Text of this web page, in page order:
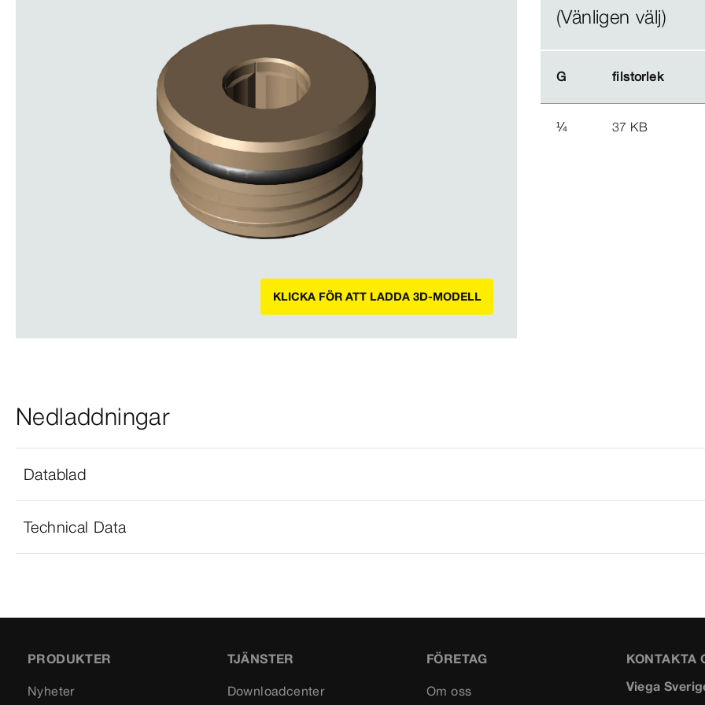
KLICKA FÖR ATT LADDA 3D-MODELL
(Vänligen välj)
G filstorlek
G filstorlek
¼ 37 KB
Nedladdningar
Datablad
Technical Data
PRODUKTER
Nyheter
TJÄNSTER
Downloadcenter
FÖRETAG
Om oss
KONTAKTA
Viega